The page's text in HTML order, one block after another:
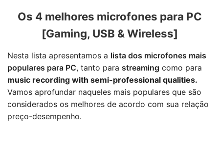
Os 4 melhores microfones para PC
[Gaming, USB & Wireless]
Nesta lista apresentamos a lista dos microfones mais
populares para PC, tanto para streaming como para
music recording with semi-professional qualities.
Vamos aprofundar naqueles mais populares que são
considerados os melhores de acordo com sua relação
preço-desempenho.